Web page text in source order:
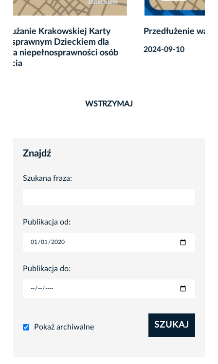
Przedłużenie ważności Kart „N”
2024-09-10
WSTRZYMAJ
Znajdź
Szukana fraza:
Publikacja od:
Publikacja do:
Pokaż archiwalne SZUKAJ